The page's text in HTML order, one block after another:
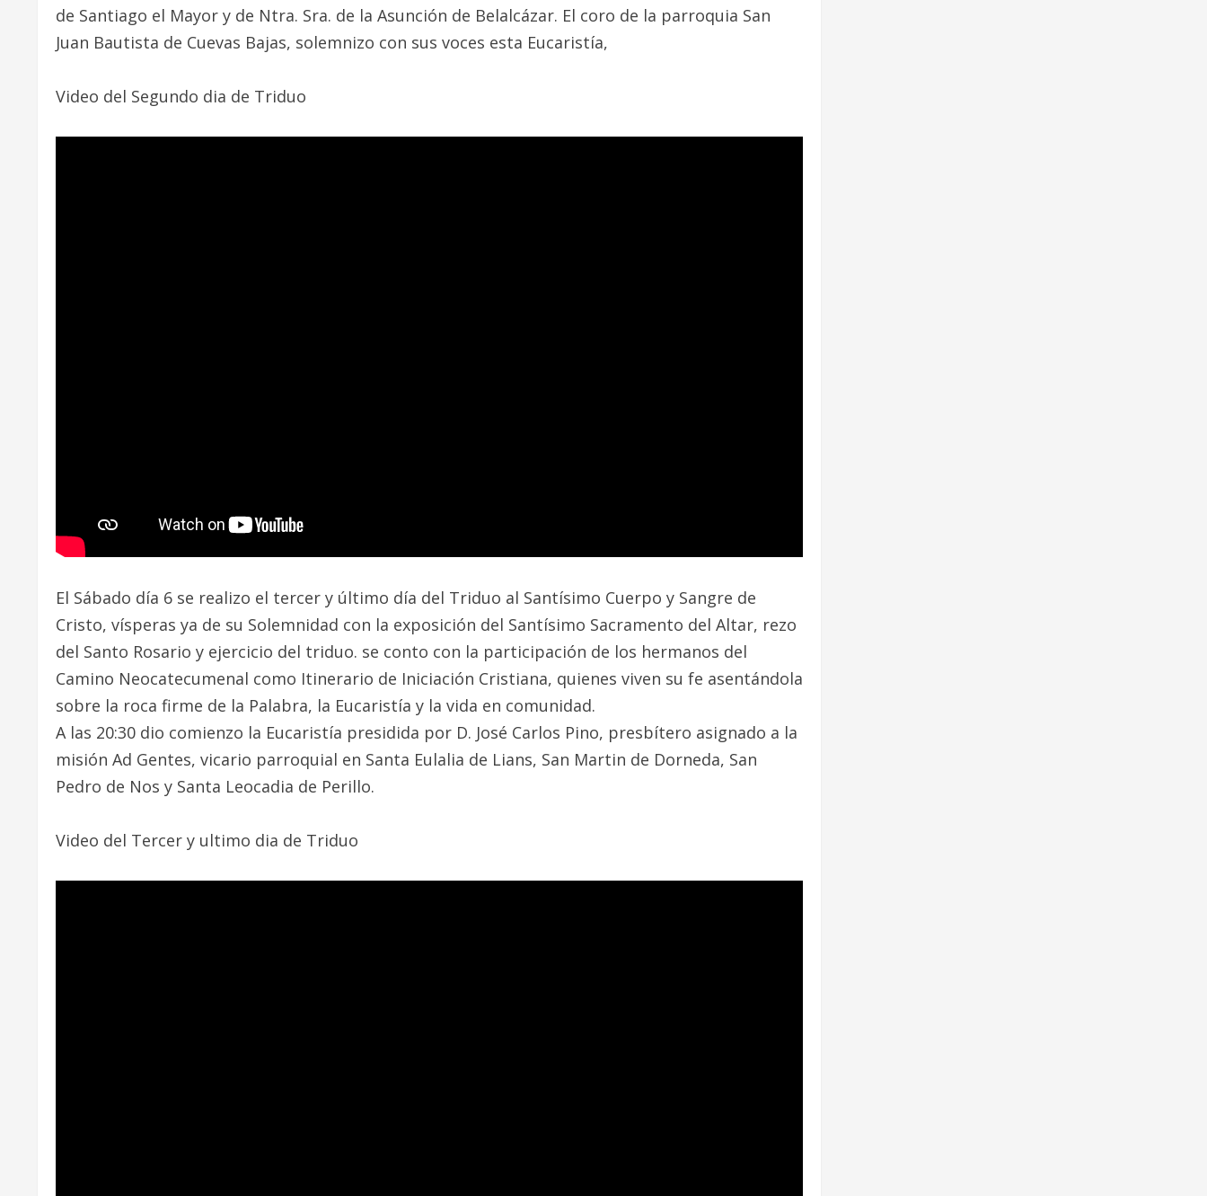
de Santiago el Mayor y de Ntra. Sra. de la Asunción de Belalcázar. El coro de la parroquia San
Juan Bautista de Cuevas Bajas, solemnizo con sus voces esta Eucaristía,
Video del Segundo dia de Triduo
El Sábado día 6 se realizo el tercer y último día del Triduo al Santísimo Cuerpo y Sangre de
Cristo, vísperas ya de su Solemnidad con la exposición del Santísimo Sacramento del Altar, rezo
del Santo Rosario y ejercicio del triduo. se conto con la participación de los hermanos del
Camino Neocatecumenal como Itinerario de Iniciación Cristiana, quienes viven su fe asentándola
sobre la roca firme de la Palabra, la Eucaristía y la vida en comunidad.
A las 20:30 dio comienzo la Eucaristía presidida por D. José Carlos Pino, presbítero asignado a la
misión Ad Gentes, vicario parroquial en Santa Eulalia de Lians, San Martin de Dorneda, San
Pedro de Nos y Santa Leocadia de Perillo.
Video del Tercer y ultimo dia de Triduo